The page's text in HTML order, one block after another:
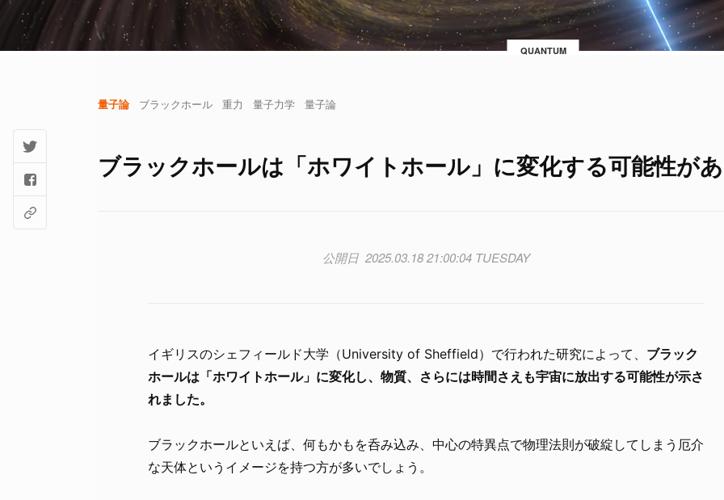
QUANTUM
量子論 ブラックホール 重力 量子力学 量子論
ブラックホールは「ホワイトホール」に変化する可能性が
2025.03.18 21:00:04 TUESDAY
イギリスのシェフィールド大学（University of Sheffield）で行われた研究によって、 ブラック
ホールは「ホワイトホール」に変化し、物質、さらには時間さえも宇宙に放出する可能性が示さ
れました。
ブラックホールといえば、何もかもを呑み込み、中心の特異点で物理法則が破綻してしまう厄介
な天体というイメージを持つ方が多いでしょう。